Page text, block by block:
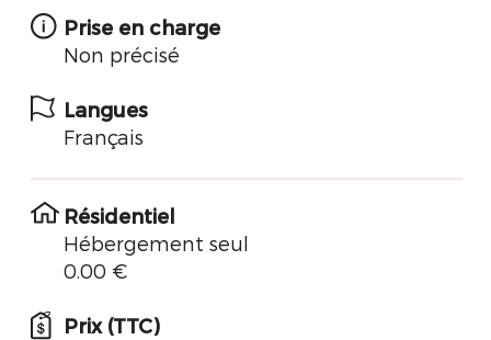
Prise en charge
Non précisé
Langues
Français
Résidentiel
Hébergement seul
0.00 €
Prix (TTC)